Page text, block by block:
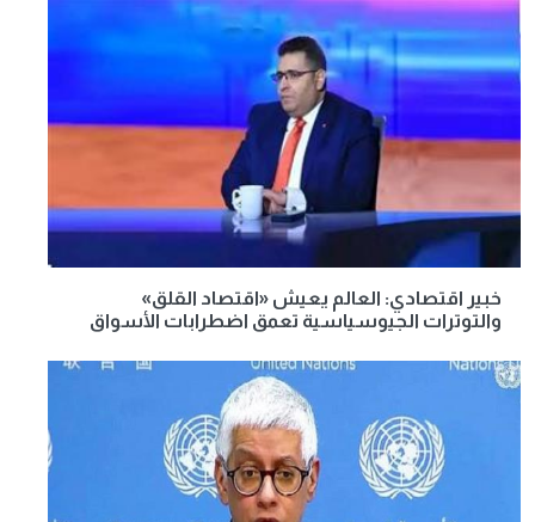
خبير اقتصادي: العالم يعيش «اقتصاد القلق»
والتوترات الجيوسياسية تعمق اضطرابات الأسواق